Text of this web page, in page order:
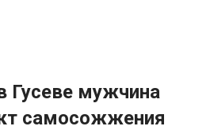
Гусеве мужчина
самосожжения